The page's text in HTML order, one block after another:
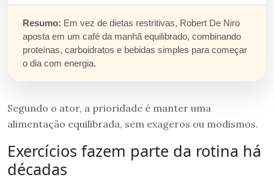
Resumo: Em vez de dietas restritivas, Robert De Niro
aposta em um café da manhã equilibrado, combinando
proteínas, carboidratos e bebidas simples para começar
o dia com energia.
Segundo o ator, a prioridade é manter uma
alimentação equilibrada, sem exageros ou modismos.
Exercícios fazem parte da rotina há
décadas